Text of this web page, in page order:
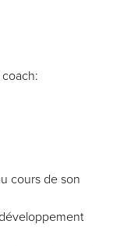
cours de son